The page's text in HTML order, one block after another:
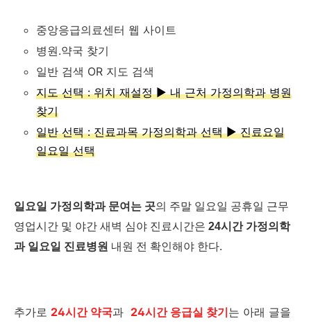
중앙응급의료센터 웹 사이트
병원.약국 찾기
일반 검색 OR 지도 검색
지도 선택 : 위치 재설정 ▶ 내 근처 가정의학과 병원
찾기
일반 선택 : 진료과목 가정의학과 선택 ▶ 진료요일
일요일 선택
일요일 가정의학과 문여는 곳의 주말 일요일 공휴일 근무
영업시간 및 야간 새벽 심야 진료시간은 24시간 가정의학
과 일요일 진료병원 내원 전 확인해야 한다.
추가로 24시간 약국과 24시간 응급실 찾기는 아래 글을